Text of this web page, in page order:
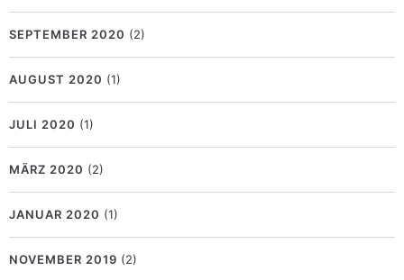
SEPTEMBER 2020 (2)
AUGUST 2020 (1)
JULI 2020 (1)
MÄRZ 2020 (2)
JANUAR 2020 (1)
NOVEMBER 2019 (2)